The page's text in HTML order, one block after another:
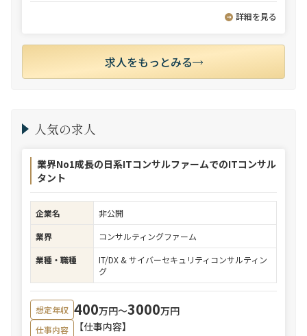
詳細を見る
求人をもっとみる
人気の求人
業界No1成長の日系ITコンサルファームでのITコンサル
タント
企業名
非公開
業界
コンサルティングファーム
業種・職種
IT/DX & サイバーセキュリティコンサルティン
グ
想定年収 400万円〜3000万円
仕事内容
【仕事内容】